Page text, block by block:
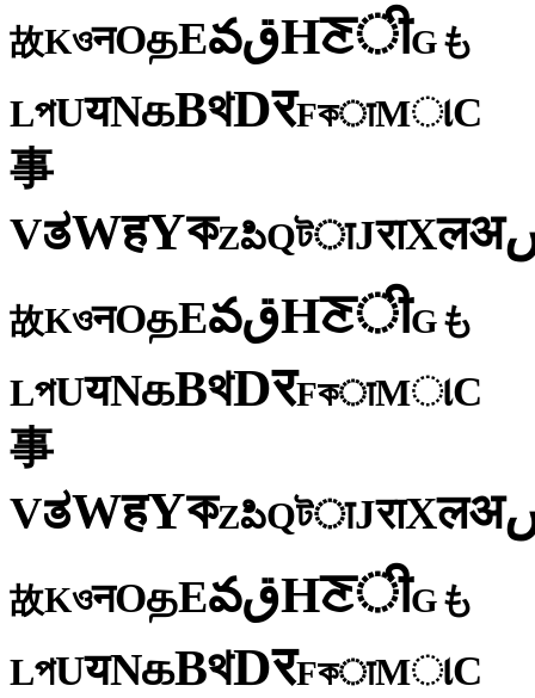
故KওनOதEవقHਣीGも
LপUयNகBথDरFকाMાC
事
VತWहYকZపిQটाJराXलअ
故KওनOதEవقHਣीGも
LপUयNகBথDरFকाMાC
事
VತWहYকZపిQটाJराXलअ
故KওनOதEవقHਣीGも
LপUयNகBথDरFকाMાC